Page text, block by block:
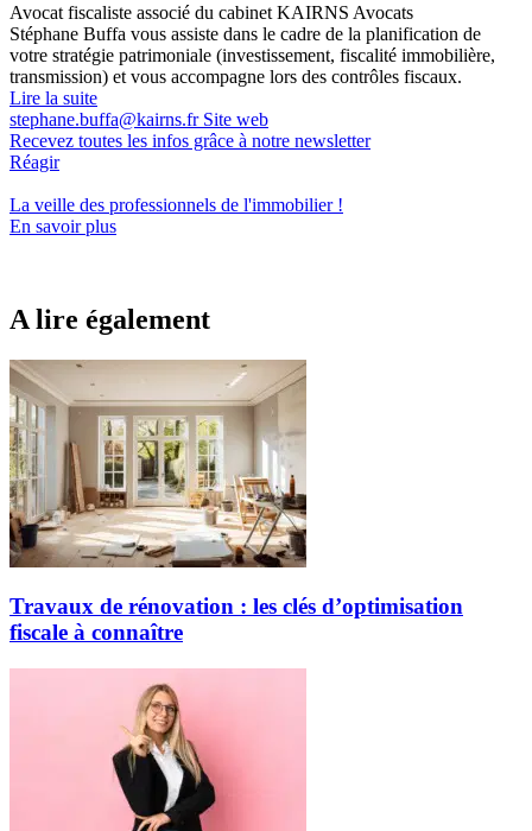
Avocat fiscaliste associé du cabinet KAIRNS Avocats
Stéphane Buffa vous assiste dans le cadre de la planification de
votre stratégie patrimoniale (investissement, fiscalité immobilière,
transmission) et vous accompagne lors des contrôles fiscaux.
Lire la suite
stephane.buffa@kairns.fr Site web
Recevez toutes les infos grâce à notre newsletter
Réagir
La veille des professionnels de l'immobilier!
En savoir plus
A lire également
Travaux de rénovation : les clés d’optimisation
fiscale à connaître